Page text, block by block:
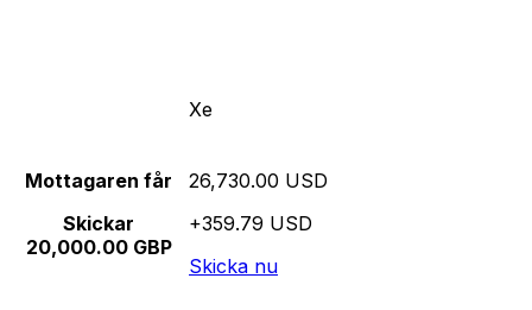
Xe
Mottagaren får
Skickar
20,000.00 GBP
26,730.00 USD
+359.79 USD
Skicka nu